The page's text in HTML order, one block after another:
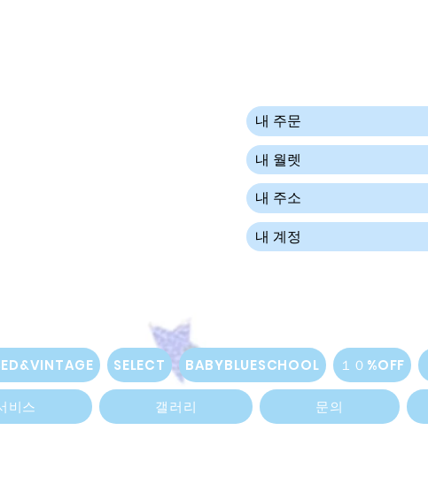
내 주문
내 월렛
내 주소
내 계정
SELECT BABYBLUESCHOOL １０%OFF
비스 갤러리 문의